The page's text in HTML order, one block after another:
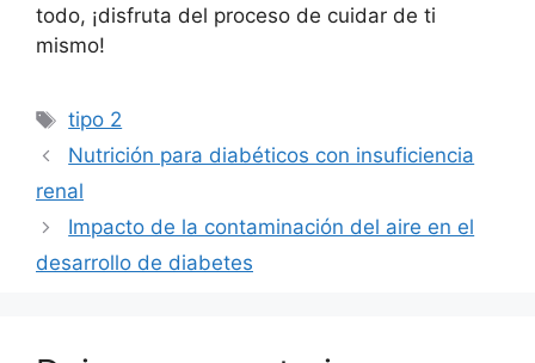
todo, ¡disfruta del proceso de cuidar de ti
mismo!
Etiquetas
tipo 2
Nutrición para diabéticos con insuficiencia
renal
Impacto de la contaminación del aire en el
desarrollo de diabetes